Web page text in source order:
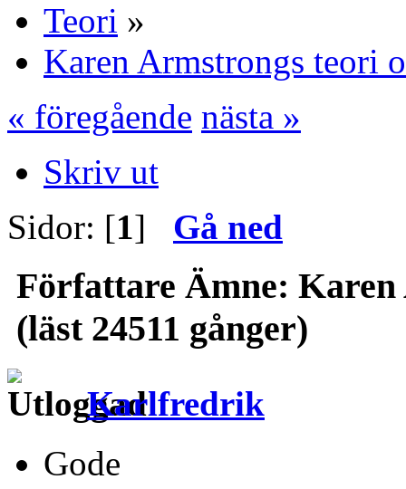
Teori »
Karen Armstrongs teori
« föregående nästa »
Skriv ut
Sidor: [1] Gå ned
Författare Ämne:
(läst 24511 gånger)
Karlfredrik
Gode